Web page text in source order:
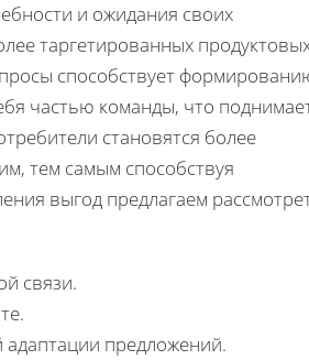
и ожидания своих
таргетированных
способствует
частью команды, что
становятся более
тем самым способствуя
выгод предлагаем
связи.
адаптации предложений.